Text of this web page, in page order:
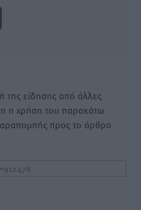
της είδησης από άλλες
η χρήση του παρακάτω
προς το άρθρο